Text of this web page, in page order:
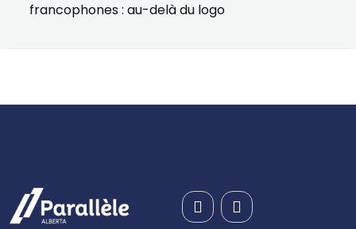
francophones : au-delà du logo